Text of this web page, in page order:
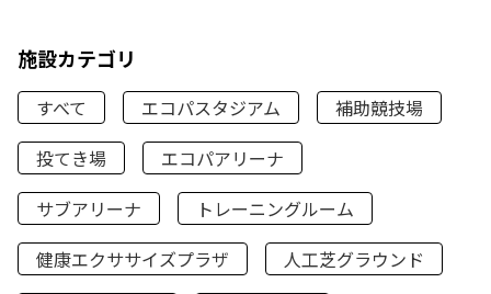
施設カテゴリ
すべて エコパスタジアム
補助競技場
投てき場
エコパアリーナ
サブアリーナ
トレーニングルーム
健康エクササイズプラザ
人工芝グラウンド